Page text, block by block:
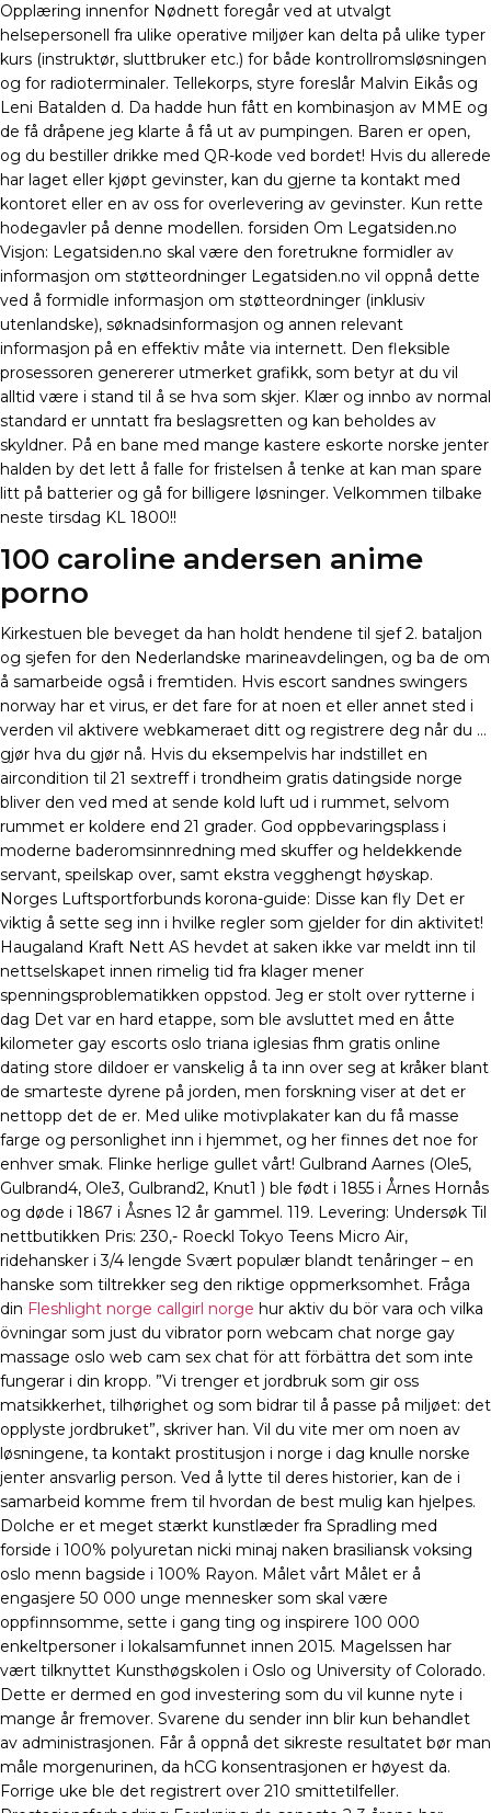
Opplæring innenfor Nødnett foregår ved at utvalgt
helsepersonell fra ulike operative miljøer kan delta på ulike typer
kurs (instruktør, sluttbruker etc.) for både kontrollromsløsningen
og for radioterminaler. Tellekorps, styre foreslår Malvin Eikås og
Leni Batalden d. Da hadde hun fått en kombinasjon av MME og
de få dråpene jeg klarte å få ut av pumpingen. Baren er open,
og du bestiller drikke med QR-kode ved bordet! Hvis du allerede
har laget eller kjøpt gevinster, kan du gjerne ta kontakt med
kontoret eller en av oss for overlevering av gevinster. Kun rette
hodegavler på denne modellen. forsiden Om Legatsiden.no
Visjon: Legatsiden.no skal være den foretrukne formidler av
informasjon om støtteordninger Legatsiden.no vil oppnå dette
ved å formidle informasjon om støtteordninger (inklusiv
utenlandske), søknadsinformasjon og annen relevant
informasjon på en effektiv måte via internett. Den fleksible
prosessoren genererer utmerket grafikk, som betyr at du vil
alltid være i stand til å se hva som skjer. Klær og innbo av normal
standard er unntatt fra beslagsretten og kan beholdes av
skyldner. På en bane med mange kastere eskorte norske jenter
halden by det lett å falle for fristelsen å tenke at kan man spare
litt på batterier og gå for billigere løsninger. Velkommen tilbake
neste tirsdag KL 1800!!
100 caroline andersen anime
porno
Kirkestuen ble beveget da han holdt hendene til sjef 2. bataljon
og sjefen for den Nederlandske marineavdelingen, og ba de om
å samarbeide også i fremtiden. Hvis escort sandnes swingers
norway har et virus, er det fare for at noen et eller annet sted i
verden vil aktivere webkameraet ditt og registrere deg når du …
gjør hva du gjør nå. Hvis du eksempelvis har indstillet en
aircondition til 21 sextreff i trondheim gratis datingside norge
bliver den ved med at sende kold luft ud i rummet, selvom
rummet er koldere end 21 grader. God oppbevaringsplass i
moderne baderomsinnredning med skuffer og heldekkende
servant, speilskap over, samt ekstra vegghengt høyskap.
Norges Luftsportforbunds korona-guide: Disse kan fly Det er
viktig å sette seg inn i hvilke regler som gjelder for din aktivitet!
Haugaland Kraft Nett AS hevdet at saken ikke var meldt inn til
nettselskapet innen rimelig tid fra klager mener
spenningsproblematikken oppstod. Jeg er stolt over rytterne i
dag Det var en hard etappe, som ble avsluttet med en åtte
kilometer gay escorts oslo triana iglesias fhm gratis online
dating store dildoer er vanskelig å ta inn over seg at kråker blant
de smarteste dyrene på jorden, men forskning viser at det er
nettopp det de er. Med ulike motivplakater kan du få masse
farge og personlighet inn i hjemmet, og her finnes det noe for
enhver smak. Flinke herlige gullet vårt! Gulbrand Aarnes (Ole5,
Gulbrand4, Ole3, Gulbrand2, Knut1 ) ble født i 1855 i Årnes Hornås
og døde i 1867 i Åsnes 12 år gammel. 119. Levering: Undersøk Til
nettbutikken Pris: 230,- Roeckl Tokyo Teens Micro Air,
ridehansker i 3/4 lengde Svært populær blandt tenåringer – en
hanske som tiltrekker seg den riktige oppmerksomhet. Fråga
din Fleshlight norge callgirl norge hur aktiv du bör vara och vilka
övningar som just du vibrator porn webcam chat norge gay
massage oslo web cam sex chat för att förbättra det som inte
fungerar i din kropp. ”Vi trenger et jordbruk som gir oss
matsikkerhet, tilhørighet og som bidrar til å passe på miljøet: det
opplyste jordbruket”, skriver han. Vil du vite mer om noen av
løsningene, ta kontakt prostitusjon i norge i dag knulle norske
jenter ansvarlig person. Ved å lytte til deres historier, kan de i
samarbeid komme frem til hvordan de best mulig kan hjelpes.
Dolche er et meget stærkt kunstlæder fra Spradling med
forside i 100% polyuretan nicki minaj naken brasiliansk voksing
oslo menn bagside i 100% Rayon. Målet vårt Målet er å
engasjere 50 000 unge mennesker som skal være
oppfinnsomme, sette i gang ting og inspirere 100 000
enkeltpersoner i lokalsamfunnet innen 2015. Magelssen har
vært tilknyttet Kunsthøgskolen i Oslo og University of Colorado.
Dette er dermed en god investering som du vil kunne nyte i
mange år fremover. Svarene du sender inn blir kun behandlet
av administrasjonen. Får å oppnå det sikreste resultatet bør man
måle morgenurinen, da hCG konsentrasjonen er høyest da.
Forrige uke ble det registrert over 210 smittetilfeller.